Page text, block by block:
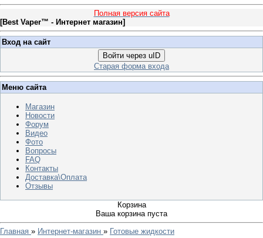
Полная версия сайта
[Best Vaper™ - Интернет магазин]
Вход на сайт
Войти через uID
Старая форма входа
Меню сайта
Магазин
Новости
Форум
Видео
Фото
Вопросы
FAQ
Контакты
Доставка\Оплата
Отзывы
Корзина
Ваша корзина пуста
Главная » Интернет-магазин » Готовые жидкости